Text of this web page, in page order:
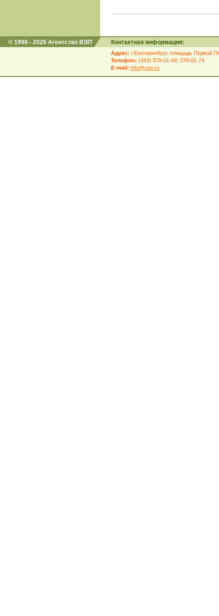
© 1998 - 2026 Агентство ВЭП Контактная информация:
Адрес: г.Екатеринбург, площадь Первой
Телефон: (343) 379-01-69; 379-01-74
E-mail: info@vep.ru